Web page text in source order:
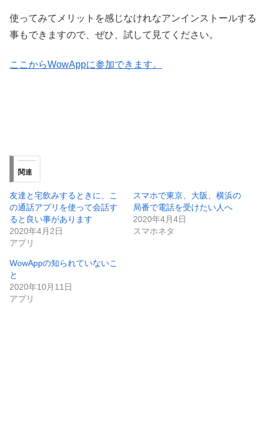
使ってみてメリットを感じなけれなアンインストールする
事もできますので、ぜひ、試して見てください。
ここからWowAppに参加できます。
関連
友達と宅飲みするときに、こ
の通話アプリを使って会話す
ると良い事があります
2020年4月2日
アプリ
スマホで東京、大阪、横浜の
局番で電話を受けたい人へ
2020年4月4日
スマホネタ
WowAppの知られていないこ
と
2020年10月11日
アプリ